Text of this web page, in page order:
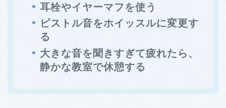
耳栓やイヤーマフを使う
ピストル音をホイッスルに変更す
る
大きな音を聞きすぎて疲れたら、
静かな教室で休憩する